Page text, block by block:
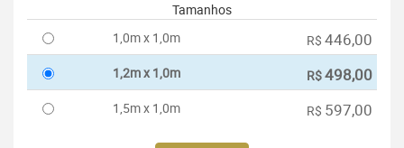
Tamanhos
1,0m x 1,0m
R$ 446,00
1,2m x 1,0m R$498,00
1,5m x 1,0m R$ 597,00